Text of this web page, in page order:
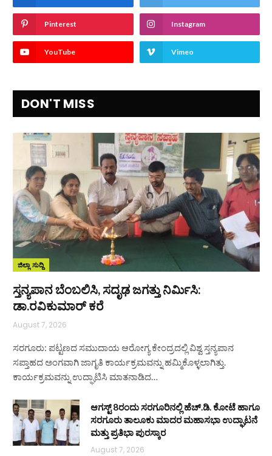
Pinterest Instagram
YouTube Vimeo
DON'T MISS
ಜಿಲ್ಲಾ ಸುದ್ದಿ
ಸ್ತನ್ಯಪಾನ ಬೆಂಬಲಿಸಿ, ಸದೃಢ ಜಗತ್ತು ನಿರ್ಮಿಸಿ:
ಡಾ.ರವಿಕುಮಾರ್ ಕರೆ
August 7, 2026
ಸರಗೂರು: ಪಟ್ಟಣದ ಸಮುದಾಯ ಆರೋಗ್ಯ ಕೇಂದ್ರದಲ್ಲಿ ವಿಶ್ವ ಸ್ತನ್ಯಪಾನ
ಸಪ್ತಾಹದ ಅಂಗವಾಗಿ ಜಾಗೃತಿ ಕಾರ್ಯಕ್ರಮವನ್ನು ಹಮ್ಮಿಕೊಳ್ಳಲಾಗಿತ್ತು.
ಕಾರ್ಯಕ್ರಮವನ್ನು ಉದ್ಘಾಟಿಸಿ ಮಾತನಾಡಿದ…
ಆಗಸ್ಟ್ 8ರಂದು ಸರಗೂರಿನಲ್ಲಿ ಹೆಚ್.ಡಿ. ಕೋಟೆ ಹಾಗೂ
ಸರಗೂರು ತಾಲೂಕು ಮಾದರ ಮಹಾಸಭಾ ಉದ್ಘಾಟನೆ
ಮತ್ತು ಪ್ರತಿಭಾ ಪುರಸ್ಕಾರ
August 7, 2026